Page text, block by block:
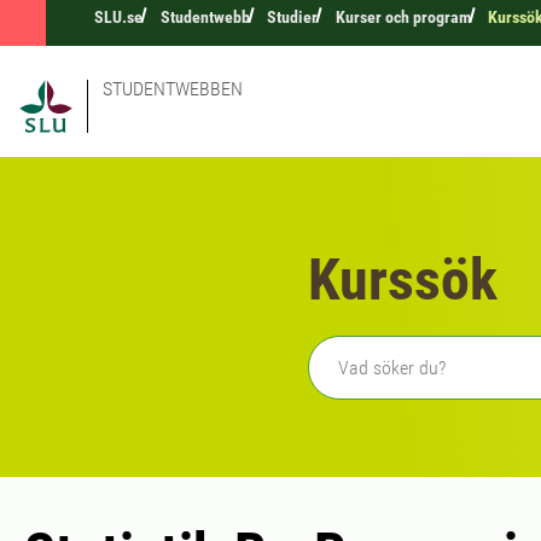
SLU.se Studentwebb Studier Kurser och program
STUDENTWEBBEN
Kurssök
Fritext sökning